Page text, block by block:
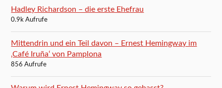
Hadley Richardson – die erste Ehefrau
0.9k Aufrufe
Mittendrin und ein Teil davon – Ernest Hemingway im
‚Café Iruña‘ von Pamplona
856 Aufrufe